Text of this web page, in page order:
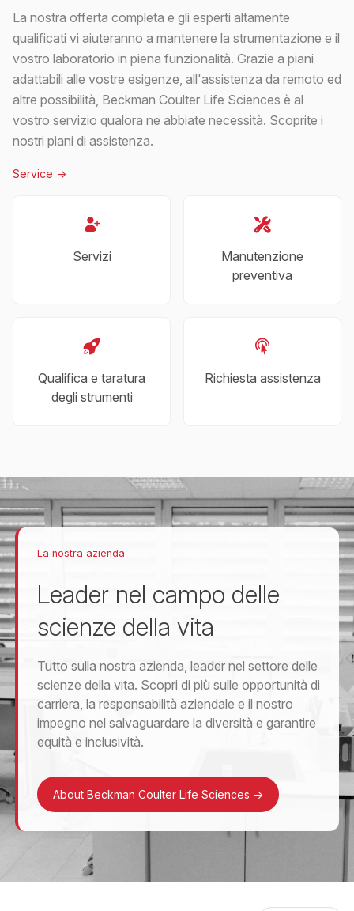
La nostra offerta completa e gli esperti altamente
qualificati vi aiuteranno a mantenere la strumentazione e il
vostro laboratorio in piena funzionalità. Grazie a piani
adattabili alle vostre esigenze, all'assistenza da remoto ed
altre possibilità, Beckman Coulter Life Sciences è al
vostro servizio qualora ne abbiate necessità. Scoprite i
nostri piani di assistenza.
Service ->
Servizi
Manutenzione
preventiva
Qualifica e taratura
degli strumenti
Richiesta assistenza
La nostra azienda
Leader nel campo delle
scienze della vita
Tutto sulla nostra azienda, leader nel settore delle
scienze della vita. Scopri di più sulle opportunità di
carriera, la responsabilità aziendale e il nostro
impegno nel salvaguardare la diversità e garantire
equità e inclusività.
About Beckman Coulter Life Sciences ->